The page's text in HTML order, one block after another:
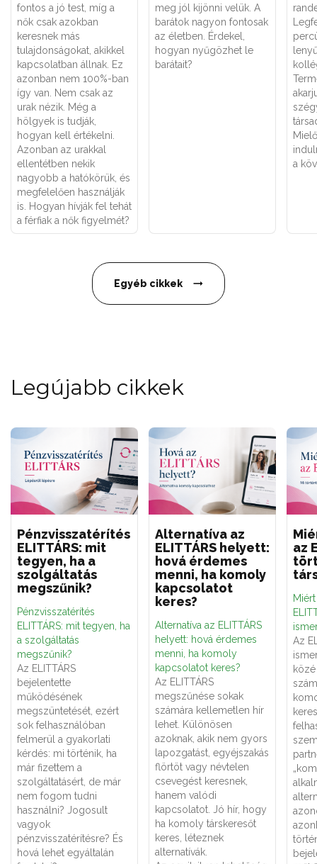
fontos a jó test, míg a
nők csak azokban
keresnek más
tulajdonságokat, akikkel
kapcsolatban állnak. Ez
azonban nem 100%-ban
így van. Nem csak az
urak nézik. Még a
hölgyek is tudják,
hogyan kell értékelni.
Azonban az urakkal
ellentétben nekik
nagyobb a hatókörük, és
megfelelően használják
is. Hogyan hívják fel tehát
a férfiak a nők figyelmét?
meg jól kijönni velük. A
barátok nagyon fontosak
az életben. Érdekel,
hogyan nyűgözhet le
barátait?
a
Egyéb cikkek
Legújabb cikkek
Pénzvisszatérítés
ELITTÁRS: mit
tegyen, ha a
szolgáltatás
megszűnik?
Pénzvisszatérítés
ELITTÁRS: mit tegyen, ha
a szolgáltatás
megszűnik?
Az ELITTÁRS
bejelentette
működésének
megszüntetését, ezért
sok felhasználóban
felmerül a gyakorlati
kérdés: mi történik, ha
már fizettem a
szolgáltatásért, de már
nem fogom tudni
használni? Jogosult
vagyok
pénzvisszatérítésre? És
hová lehet egyáltalán
Alternatíva az
ELITTÁRS helyett:
hová érdemes
menni, ha komoly
kapcsolatot
keres?
Alternatíva az ELITTÁRS
helyett: hová érdemes
menni, ha komoly
kapcsolatot keres?
Az ELITTÁRS
megszűnése sokak
számára kellemetlen hír
lehet. Különösen
azoknak, akik nem gyors
lapozgatást, egyéjszakás
flörtöt vagy névtelen
csevegést keresnek,
hanem valódi
kapcsolatot. Jó hír, hogy
ha komoly társkeresőt
keres, léteznek
alternatívák.
az
Az